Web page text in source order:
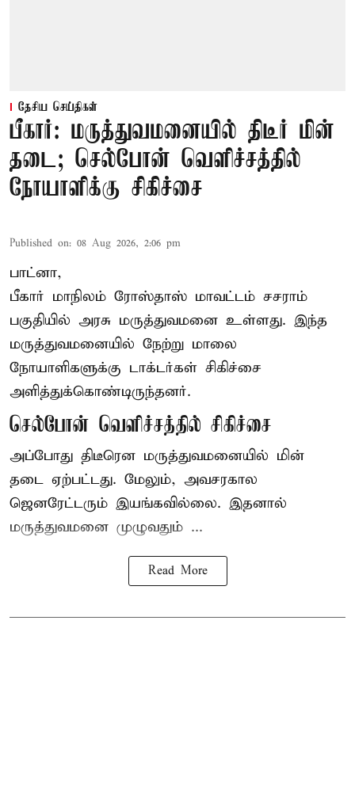
தேசிய செய்திகள்
பீகார்: மருத்துவமனையில் திடீர் மின்
தடை; செல்போன் வெளிச்சத்தில்
நோயாளிக்கு சிகிச்சை
Published on: 08 Aug 2026, 2:06 pm
பாட்னா,
பீகார் மாநிலம் ரோஸ்தாஸ் மாவட்டம் சசராம்
பகுதியில் அரசு மருத்துவமனை உள்ளது. இந்த
மருத்துவமனையில் நேற்று மாலை
நோயாளிகளுக்கு டாக்டர்கள் சிகிச்சை
அளித்துக்கொண்டிருந்தனர்.
செல்போன் வெளிச்சத்தில் சிகிச்சை
அப்போது திடீரென மருத்துவமனையில் மின்
தடை ஏற்பட்டது. மேலும், அவசரகால
ஜெனரேட்டரும் இயங்கவில்லை. இதனால்
மருத்துவமனை முழுவதும் ...
Read More